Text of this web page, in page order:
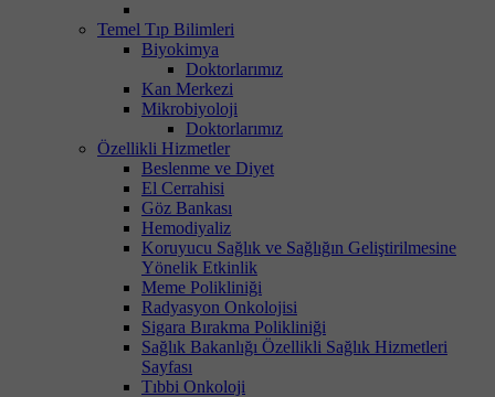
Temel Tıp Bilimleri
Biyokimya
Doktorlarımız
Kan Merkezi
Mikrobiyoloji
Doktorlarımız
Özellikli Hizmetler
Beslenme ve Diyet
El Cerrahisi
Göz Bankası
Hemodiyaliz
Koruyucu Sağlık ve Sağlığın Geliştirilmesine
Yönelik Etkinlik
Meme Polikliniği
Radyasyon Onkolojisi
Sigara Bırakma Polikliniği
Sağlık Bakanlığı Özellikli Sağlık Hizmetleri
Sayfası
Tıbbi Onkoloji